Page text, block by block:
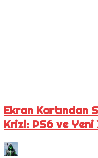
Ekran Kartından
Krizi: PS6 ve